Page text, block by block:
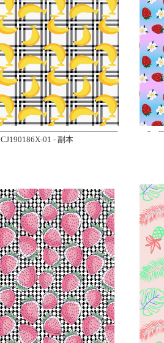
CJ190186X-01 - 副本